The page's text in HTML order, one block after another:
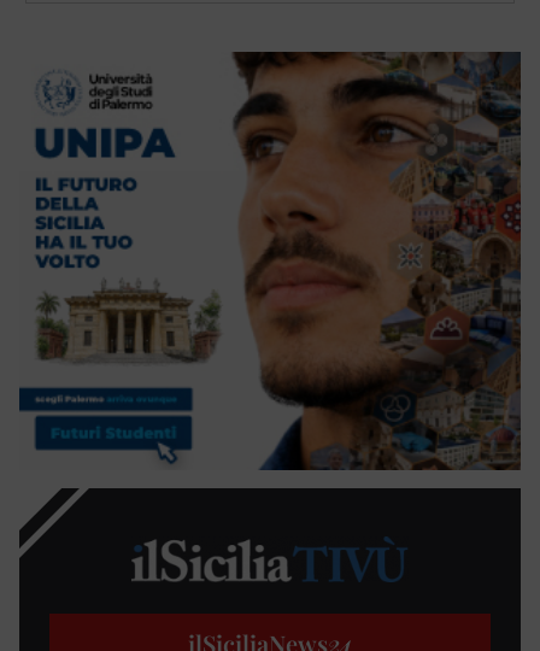
ilSiciliaNews24